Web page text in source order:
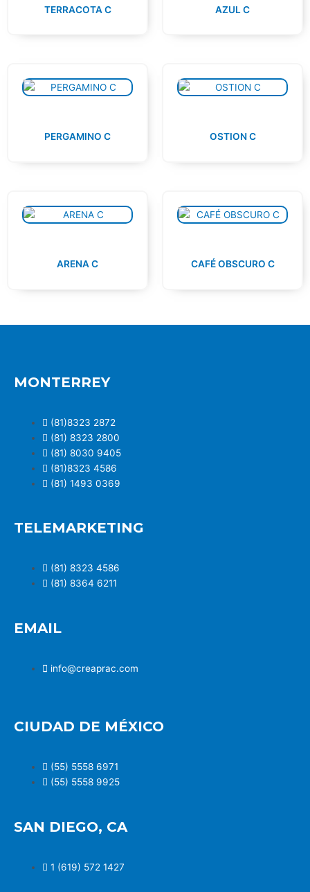
TERRACOTA C AZUL C
PERGAMINO C OSTION C
ARENA C CAFÉ OBSCURO C
MONTERREY
(81)8323 2872
(81) 8323 2800
(81) 8030 9405
(81)8323 4586
(81) 1493 0369
TELEMARKETING
(81) 8323 4586
(81) 8364 6211
EMAIL
info@creaprac.com
CIUDAD DE MÉXICO
(55) 5558 6971
(55) 5558 9925
SAN DIEGO, CA
1 (619) 572 1427